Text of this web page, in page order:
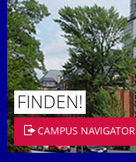
FINDEN!
CAMPUS NAVIGATOR